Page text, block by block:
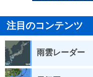
注目のコンテンツ
雨雲レーダー